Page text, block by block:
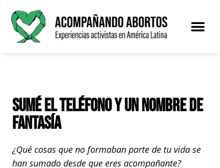
Saltar
contenido
Sumé el teléfono y un nombre de
fantasía
¿Qué cosas que no formaban parte de tu vida se
han sumado desde que eres acompañante?